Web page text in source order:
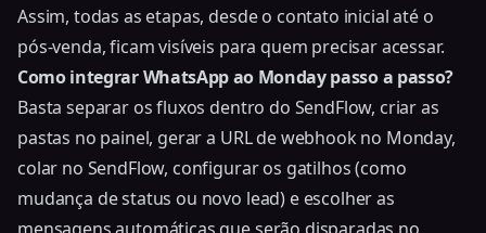
Assim, todas as etapas, desde o contato inicial até o
pós-venda, ficam visíveis para quem precisar acessar.
Como integrar WhatsApp ao Monday passo a passo?
Basta separar os fluxos dentro do SendFlow, criar as
pastas no painel, gerar a URL de webhook no Monday,
colar no SendFlow, configurar os gatilhos (como
mudança de status ou novo lead) e escolher as